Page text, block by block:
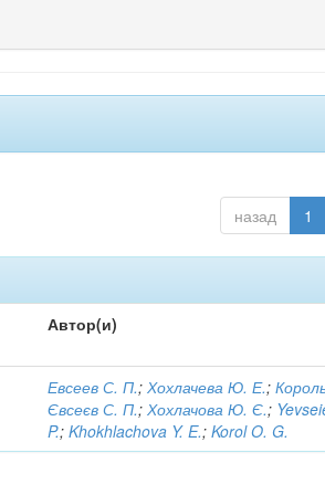
назад 1
Автор(и)
Евсеев С. П.;Хохлачева Ю. Е.;
Євсеєв С. П.;Хохлачова Ю. Є.;
P.;Khokhlachova Y. E.;Korol O. G.